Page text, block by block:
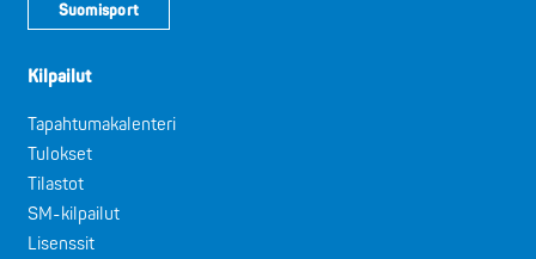
Suomisport
Kilpailut
Tapahtumakalenteri
Tulokset
Tilastot
SM-kilpailut
Lisenssit